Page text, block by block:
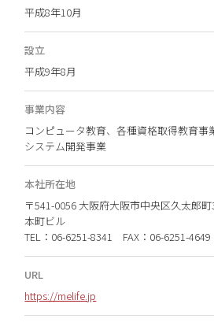
平成8年10月
設立
平成9年8月
事業内容
コンピュータ教育、各種資格取得教育事
システム開発事業
本社所在地
〒541-0056 大阪府大阪市中央区久太郎
本町ビル
TEL：06-6251-8341 FAX：06-6251-4649
URL
https://melife.jp